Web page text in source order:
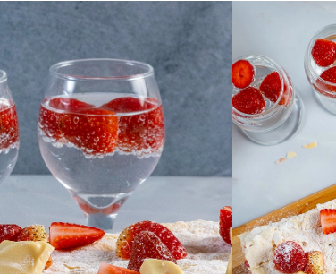
LOJAS AROSA
EMPRESA